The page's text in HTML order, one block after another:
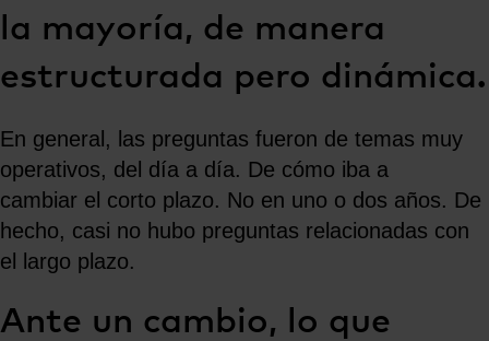
la mayoría, de manera
estructurada pero dinámica.
En general, las preguntas fueron de temas muy
operativos, del día a día. De cómo iba a
cambiar el corto plazo. No en uno o dos años. De
hecho, casi no hubo preguntas relacionadas con
el largo plazo.
Ante un cambio, lo que